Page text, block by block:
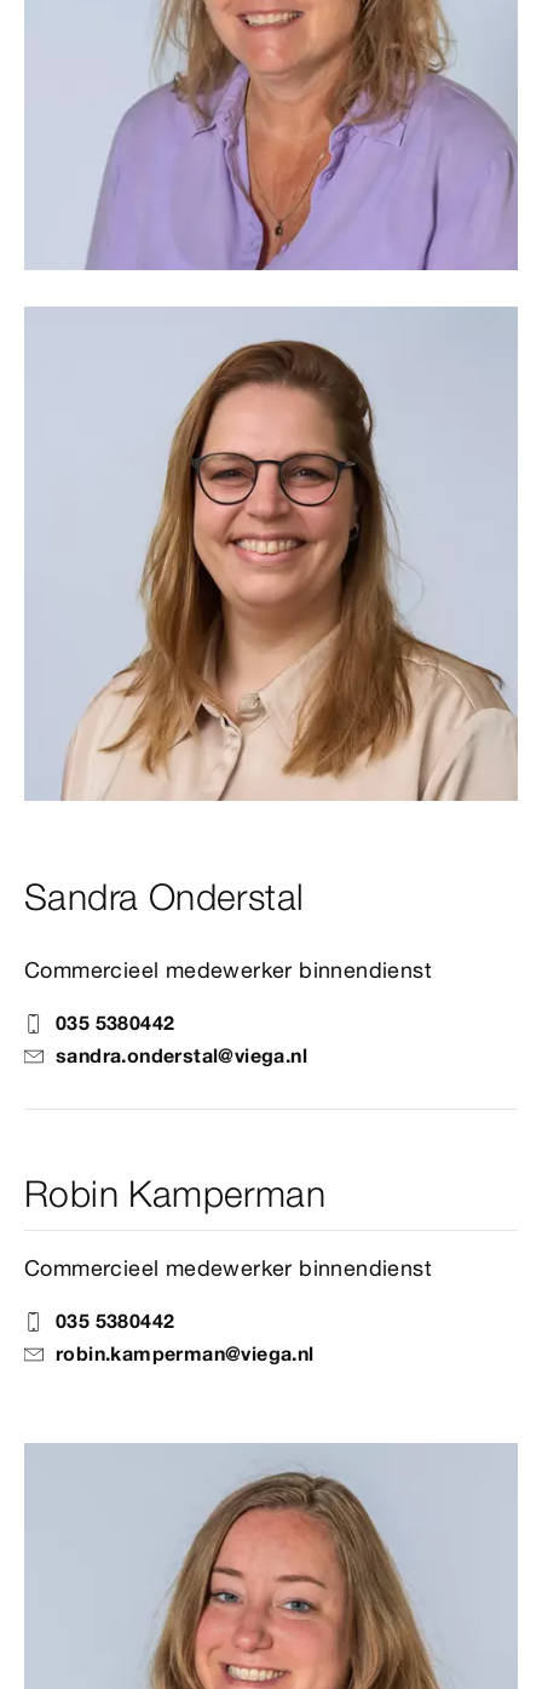
Sandra Onderstal
Commercieel medewerker binnendienst
035 5380442
sandra.onderstal@viega.nl
Robin Kamperman
Commercieel medewerker binnendienst
035 5380442
robin.kamperman@viega.nl